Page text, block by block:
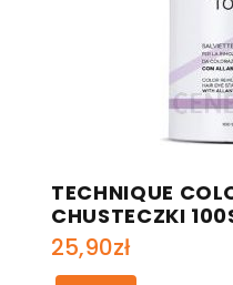
TECHNIQUE
CHUSTECZKI
25,90zł